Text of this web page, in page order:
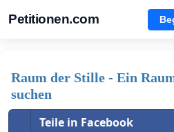
Petitionen.com
Raum der Stille - Ein
suchen
Teile in Facebook